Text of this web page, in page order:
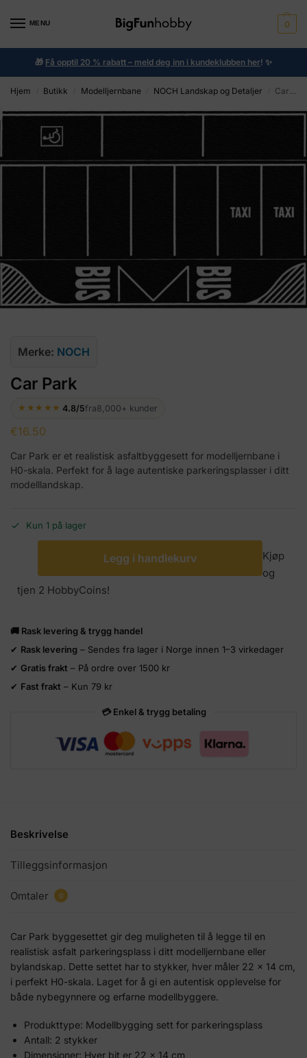
MENU 0
🎁 Få opptil 20 % rabatt – meld deg inn i kundeklubben her! ✨
Hjem Butikk Modelljernbane NOCH Landskap og Detaljer Car Park
Merke: NOCH
Car Park
★★★★★ 4.8/5fra8,000+ kunder
€16.50
Car Park er et realistisk asfaltbyggesett for modelljernbane i
H0-skala. Perfekt for å lage autentiske parkeringsplasser i ditt
modelllandskap.
Kun 1 på lager
Legg i handlekurv
Kjøp
og
tjen 2 HobbyCoins!
🚚 Rask levering & trygg handel
✔ Rask levering – Sendes fra lager i Norge innen 1–3 virkedager
✔ Gratis frakt – På ordre over 1500 kr
✔ Fast frakt – Kun 79 kr
💳 Enkel & trygg betaling
Beskrivelse
Tilleggsinformasjon
Omtaler 0
Car Park byggesettet gir deg muligheten til å legge til en
realistisk asfalt parkeringsplass i ditt modelljernbane eller
bylandskap. Dette settet har to stykker, hver måler 22 x 14 cm,
i perfekt H0-skala. Laget for å gi en autentisk opplevelse for
både nybegynnere og erfarne modellbyggere.
Produkttype: Modellbygging sett for parkeringsplass
Antall: 2 stykker
Dimensjoner: Hver bit er 22 x 14 cm